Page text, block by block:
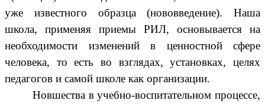
уже известного образца (нововведение). Наша
школа, применяя приемы РИЛ, основывается на
необходимости изменений в ценностной сфере
человека, то есть во взглядах, установках, целях
педагогов и самой школе как организации.
Новшества в учебно-воспитательном процессе,